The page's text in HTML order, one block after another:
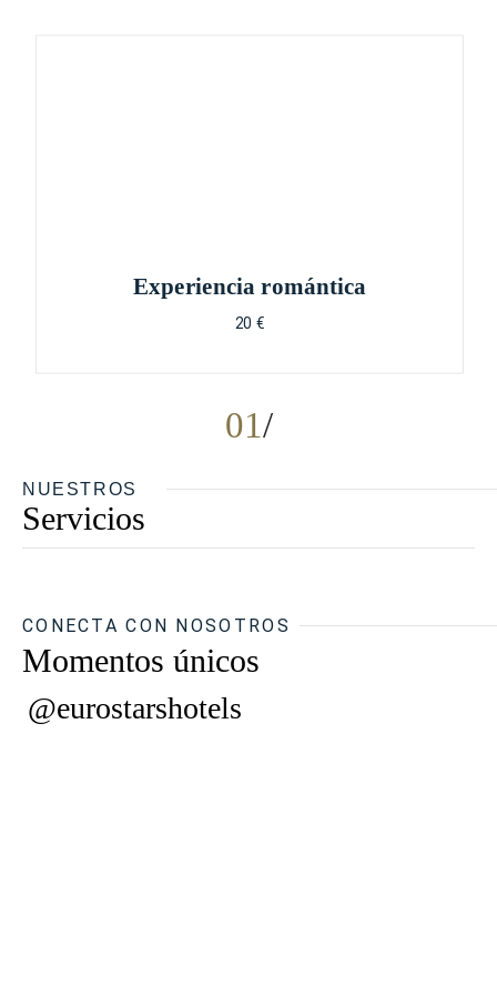
01
Experiencia romántica
20 €
NUESTROS
Servicios
CONECTA CON NOSOTROS
Momentos únicos
@eurostarshotels